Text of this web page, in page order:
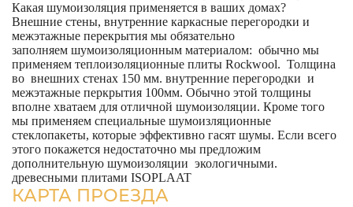
Какая шумоизоляция применяется в ваших домах?
Внешние стены, внутренние каркасные перегородки и
межэтажные перекрытия мы обязательно
заполняем шумоизоляционным материалом: обычно мы
применяем теплоизоляционные плиты Rockwool. Толщина
во внешних стенах 150 мм. внутренние перегородки и
межэтажные перкрытия 100мм. Обычно этой толщины
вполне хватаем для отличной шумоизоляции. Кроме того
мы применяем специальные шумоизляционные
стеклопакеты, которые эффективно гасят шумы. Если всего
этого покажется недостаточно мы предложим
дополнительную шумоизоляции экологичными.
древесными плитами ISOPLAAT
КАРТА ПРОЕЗДА